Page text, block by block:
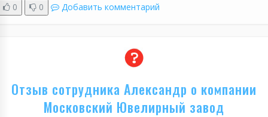
0 0 Добавить комментарий
Отзыв сотрудника Александр о компании
Московский Ювелирный завод